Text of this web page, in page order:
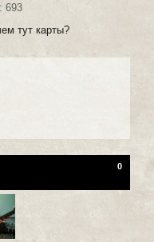
693
тут карты?
0